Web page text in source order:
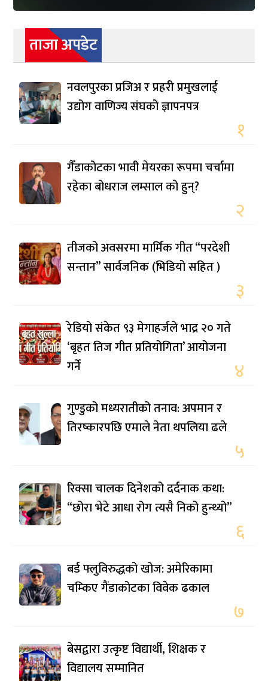
ताजा अपडेट
नवलपुरका प्रजिअ र प्रहरी प्रमुखलाई
उद्योग वाणिज्य संघको ज्ञापनपत्र
१
गैँडाकोटका भावी मेयरका रूपमा चर्चामा
रहेका बोधराज लम्साल को हुन्?
२
तीजको अवसरमा मार्मिक गीत “परदेशी
सन्तान” सार्वजनिक (भिडियो सहित )
३
रेडियो संकेत ९३ मेगाहर्जले भाद्र २० गते
‘बृहत तिज गीत प्रतियोगिता’ आयोजना
गर्ने
४
गुण्डुको मध्यरातीको तनाव: अपमान र
तिरष्कारपछि एमाले नेता थपलिया ढले
५
रिक्सा चालक दिनेशको दर्दनाक कथा:
“छोरा भेटे आधा रोग त्यसै निको हुन्थ्यो”
६
बर्ड फ्लुविरुद्धको खोज: अमेरिकामा
चम्किए गैंडाकोटका विवेक ढकाल
७
बेसद्वारा उत्कृष्ट विद्यार्थी, शिक्षक र
विद्यालय सम्मानित